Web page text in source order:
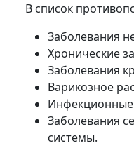
В список
Заболевания
Хронические
Заболевания
Варикозное
Инфекционные
Заболевания
системы.